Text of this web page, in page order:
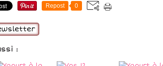
Repost 0
: